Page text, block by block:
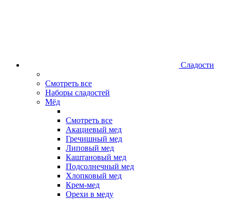
Сладости
Смотреть все
Наборы сладостей
Мёд
Смотреть все
Акациевый мед
Гречишный мед
Липовый мед
Каштановый мед
Подсолнечный мед
Хлопковый мед
Крем-мед
Орехи в меду